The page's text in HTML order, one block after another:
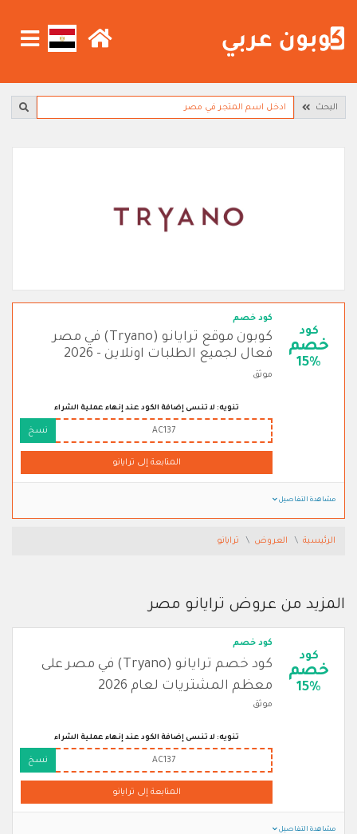
البحث
كود
خصم
15%
كود خصم
كوبون موقع ترايانو (Tryano) في مصر
فعال لجميع الطلبات اونلاين - 2026
موثق
تنويه: لا تنسى إضافة الكود عند إنهاء عملية الشراء
AC137 نسخ
المتابعة إلى ترايانو
مشاهدة التفاصيل
الرئيسية العروض ترايانو
المزيد من عروض ترايانو مصر
كود
خصم
15%
كود خصم
كود خصم ترايانو (Tryano) في مصر على
معظم المشتريات لعام 2026
موثق
تنويه: لا تنسى إضافة الكود عند إنهاء عملية الشراء
AC137 نسخ
المتابعة إلى ترايانو
مشاهدة التفاصيل